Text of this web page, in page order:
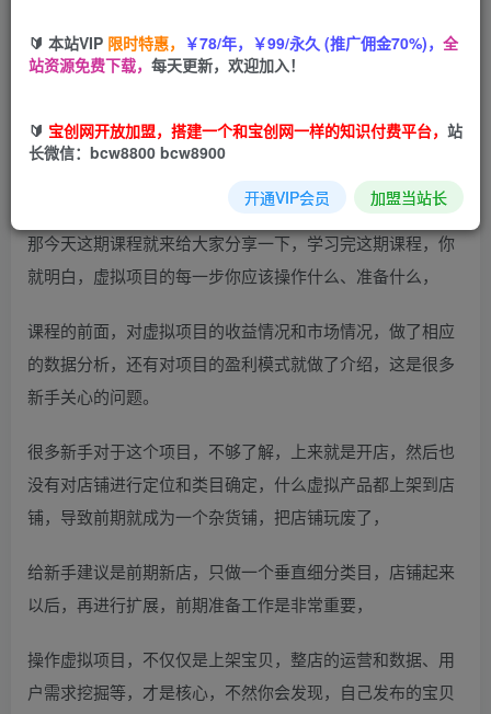
最近很多伙伴刚了解到虚拟项目，对于这个项目还不是很熟
悉，不知道这个项目具体怎么来操作，步骤是什么样，
那今天这期课程就来给大家分享一下，学习完这期课程，你
就明白，虚拟项目的每一步你应该操作什么、准备什么，
课程的前面，对虚拟项目的收益情况和市场情况，做了相应
的数据分析，还有对项目的盈利模式就做了介绍，这是很多
新手关心的问题。
很多新手对于这个项目，不够了解，上来就是开店，然后也
没有对店铺进行定位和类目确定，什么虚拟产品都上架到店
铺，导致前期就成为一个杂货铺，把店铺玩废了，
给新手建议是前期新店，只做一个垂直细分类目，店铺起来
以后，再进行扩展，前期准备工作是非常重要，
操作虚拟项目，不仅仅是上架宝贝，整店的运营和数据、用
户需求挖掘等，才是核心，不然你会发现，自己发布的宝贝
🔰 本站VIP 限时特惠， ￥78/年，￥99/永久 (推广佣金70%)， 全
站资源免费下载， 每天更新，欢迎加入！
🔰 宝创网开放加盟，搭建一个和宝创网一样的知识付费平台， 站
长微信：bcw8800 bcw8900
开通VIP会员 加盟当站长